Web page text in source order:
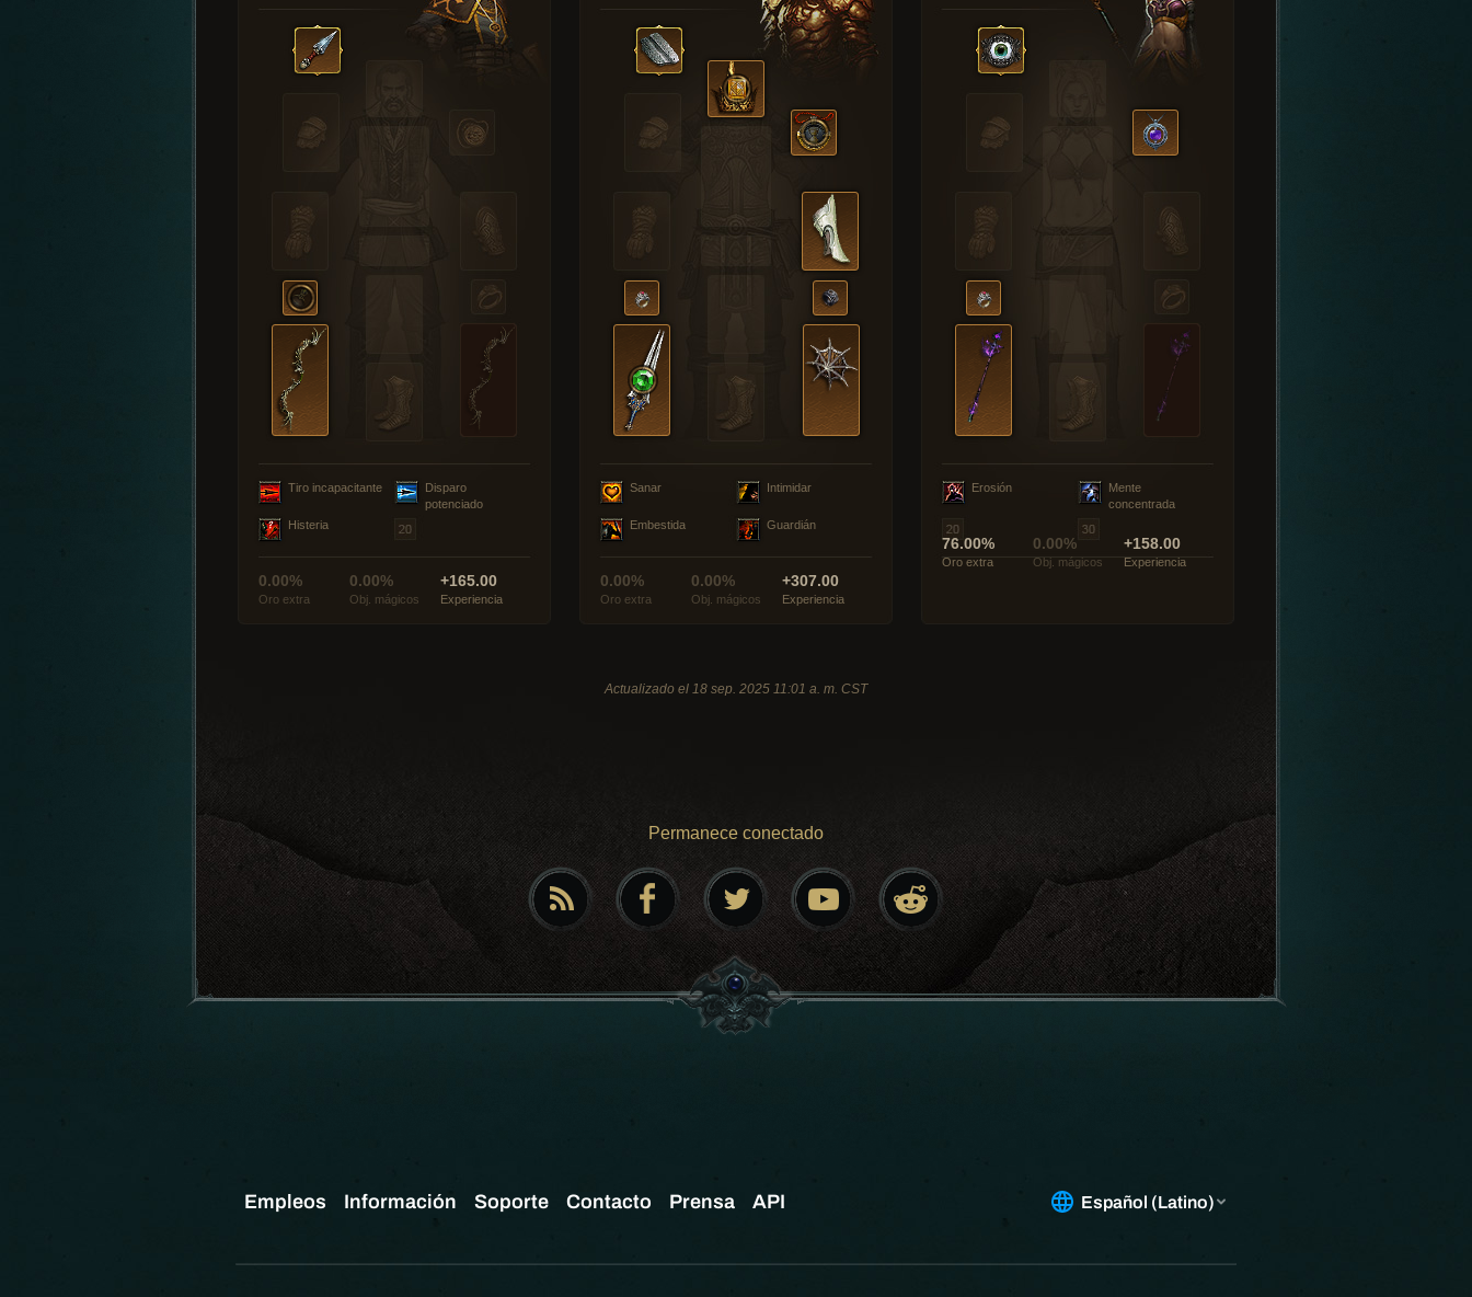
Tiro incapacitante
Disparo
potenciado
Histeria
0.00%
Oro extra
0.00%
Obj. mágicos
+165.00
Experiencia
Sanar Intimidar
Embestida Guardián
0.00%
Oro extra
0.00%
Obj. mágicos
+307.00
Experiencia
Erosión
Mente
concentrada
76.00%
Oro extra
0.00%
Obj. mágicos
+158.00
Experiencia
Actualizado el 18 sep. 2025 11:01 a. m. CST
Permanece conectado